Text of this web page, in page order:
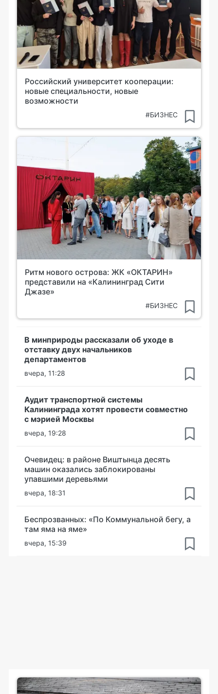
Российский университет кооперации:
новые специальности, новые
возможности
#БИЗНЕС
Ритм нового острова: ЖК «ОКТАРИН»
представили на «Калининград Сити
Джазе»
#БИЗНЕС
В минприроды рассказали об уходе в
отставку двух начальников
департаментов
вчера, 11:28
Аудит транспортной системы
Калининграда хотят провести совместно
с мэрией Москвы
вчера, 19:28
Очевидец: в районе Виштынца десять
машин оказались заблокированы
упавшими деревьями
вчера, 18:31
Беспрозванных: «По Коммунальной бегу, а
там яма на яме»
вчера, 15:39